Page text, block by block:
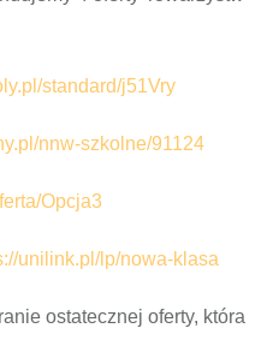
standard/j51Vry
nnw-szkolne/91124
Opcja3
unilink.pl/lp/nowa-klasa
ostatecznej oferty, która